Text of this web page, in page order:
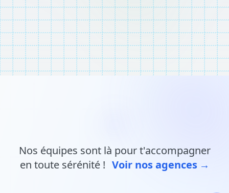
Nos équipes sont là pour t'accompagner
en toute sérénité ! Voir nos agences →